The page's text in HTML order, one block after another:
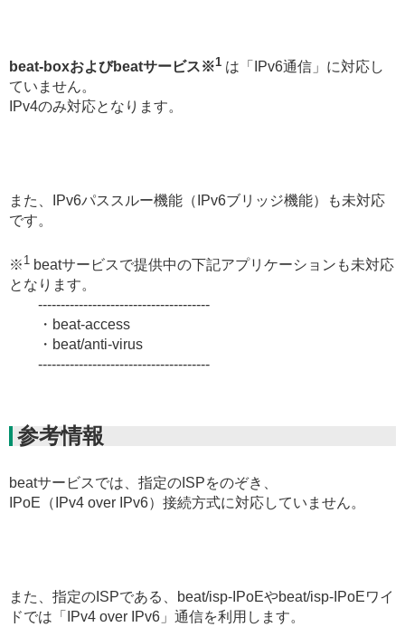
beat-boxおよびbeatサービス※1 は「IPv6通信」に対応し
ていません。
IPv4のみ対応となります。
また、IPv6パススルー機能（IPv6ブリッジ機能）も未対応
です。
※ 1 beatサービスで提供中の下記アプリケーションも未対応
となります。
--------------------------------------
・beat-access
・beat/anti-virus
--------------------------------------
参考情報
beatサービスでは、指定のISPをのぞき、
IPoE（IPv4 over IPv6）接続方式に対応していません。
また、指定のISPである、beat/isp-IPoEやbeat/isp-IPoEワイ
ドでは「IPv4 over IPv6」通信を利用します。